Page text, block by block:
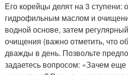
Его корейцы делят на 3 ступени:
гидрофильным маслом и
водной основе, затем
очищения (важно отметить, что
дважды в день. Позвольте
задаетесь вопросом: «Зачем еще